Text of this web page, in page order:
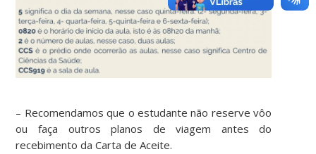
– Recomendamos que o estudante não reserve vôo
ou faça outros planos de viagem antes do
recebimento da Carta de Aceite.